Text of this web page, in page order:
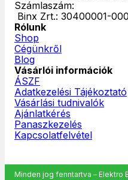
Számlaszám:
Binx Zrt.: 30400001-
Rólunk
Shop
Cégünkről
Blog
Vásárlói információk
ÁSZF
Adatkezelési Tájékoztató
Vásárlási tudnivalók
Ajánlatkérés
Panaszkezelés
Kapcsolatfelvétel
Minden jog fenntartva – Elektro